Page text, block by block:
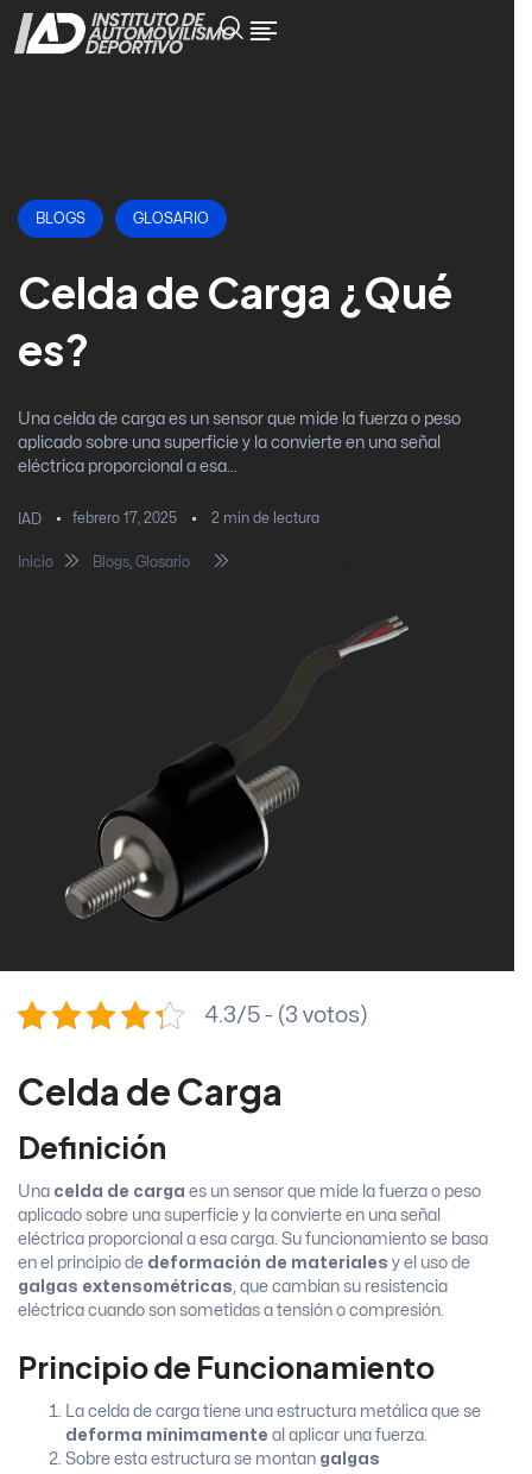
BLOGS GLOSARIO
Celda de Carga ¿Qué
es?
Una celda de carga es un sensor que mide la fuerza o peso
aplicado sobre una superficie y la convierte en una señal
eléctrica proporcional a esa...
IAD febrero 17, 2025 2 min de lectura
Inicio Blogs, Glosario
4.3/5 - (3 votos)
Celda de Carga
Definición
Una celda de carga es un sensor que mide la fuerza o peso
aplicado sobre una superficie y la convierte en una señal
eléctrica proporcional a esa carga. Su funcionamiento se basa
en el principio de deformación de materiales y el uso de
galgas extensométricas , que cambian su resistencia
eléctrica cuando son sometidas a tensión o compresión.
Principio de Funcionamiento
La celda de carga tiene una estructura metálica que se
deforma mínimamente al aplicar una fuerza.
Sobre esta estructura se montan galgas